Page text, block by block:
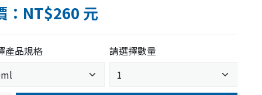
：NT$260 元
產品規格 請選擇數量